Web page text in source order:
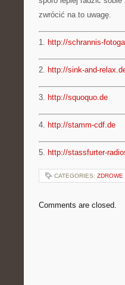
zwrócić na to uwagę.
1. http://schrannis-
2. http://sink-and-
3. http://squoquo.de
4. http://stamm-cdf.de
5. http://stassfurter-
CATEGORIES: ZDROWE
Comments are closed.